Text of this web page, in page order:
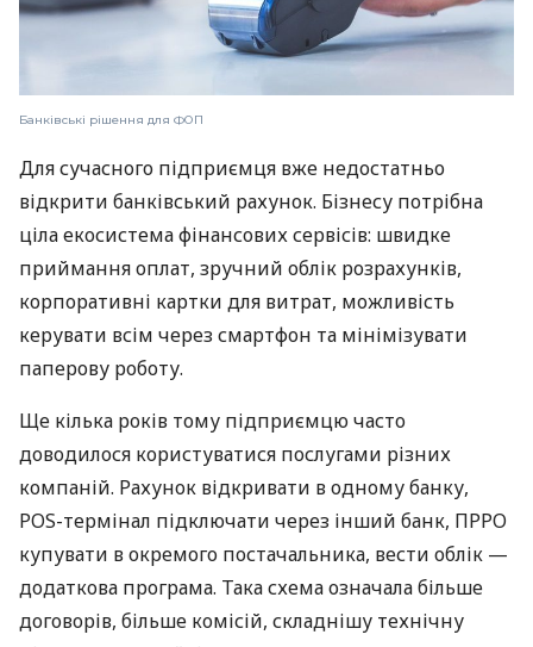
Банківські рішення для ФОП
Для сучасного підприємця вже недостатньо
відкрити банківський рахунок. Бізнесу потрібна
ціла екосистема фінансових сервісів: швидке
приймання оплат, зручний облік розрахунків,
корпоративні картки для витрат, можливість
керувати всім через смартфон та мінімізувати
паперову роботу.
Ще кілька років тому підприємцю часто
доводилося користуватися послугами різних
компаній. Рахунок відкривати в одному банку,
POS-термінал підключати через інший банк, ПРРО
купувати в окремого постачальника, вести облік —
додаткова програма. Така схема означала більше
договорів, більше комісій, складнішу технічну